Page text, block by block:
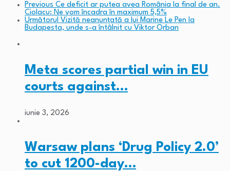
Previous Ce deficit ar putea avea România la final de an.
Ciolacu: Ne vom încadra în maximum 5,5%
Următorul Vizită neanunţată a lui Marine Le Pen la
Budapesta, unde s-a întâlnit cu Viktor Orban
Meta scores partial win in EU
courts against…
iunie 3, 2026
Warsaw plans ‘Drug Policy 2.0’
to cut 1200-day…